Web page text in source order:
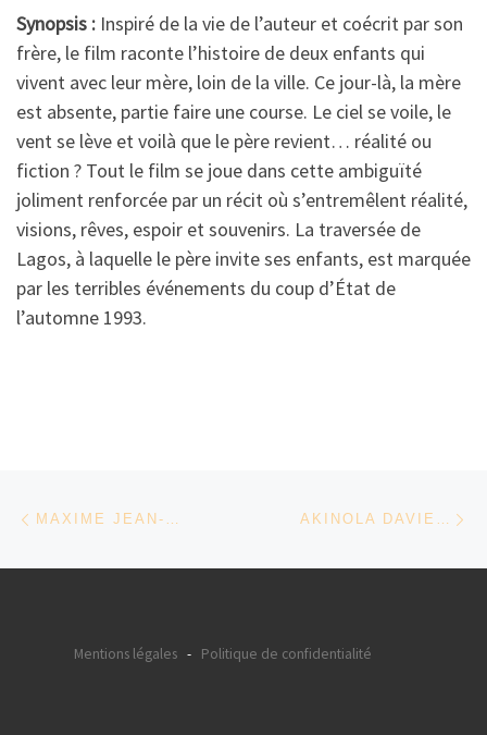
Synopsis : Inspiré de la vie de l’auteur et coécrit par son
frère, le film raconte l’histoire de deux enfants qui
vivent avec leur mère, loin de la ville. Ce jour-là, la mère
est absente, partie faire une course. Le ciel se voile, le
vent se lève et voilà que le père revient… réalité ou
fiction ? Tout le film se joue dans cette ambiguïté
joliment renforcée par un récit où s’entremêlent réalité,
visions, rêves, espoir et souvenirs. La traversée de
Lagos, à laquelle le père invite ses enfants, est marquée
par les terribles événements du coup d’État de
l’automne 1993.
Parcourir les articles
MAXIME JEAN-BAPTISTE AKINOLA DAVIES JR
Mentions légales- Politique de confidentialité